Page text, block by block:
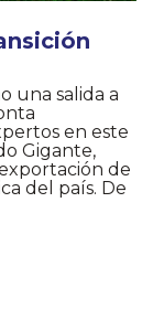
una salida a
en este
Gigante,
de
del país. De